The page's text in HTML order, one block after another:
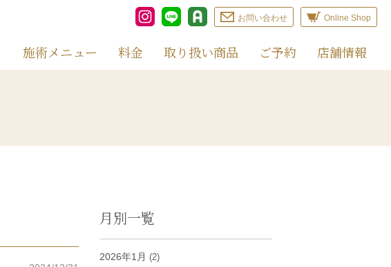
お問い合わせ Online Shop
施術メニュー 料金 取り扱い商品 ご予約 店舗情報
月別一覧
2026年1月 (2)